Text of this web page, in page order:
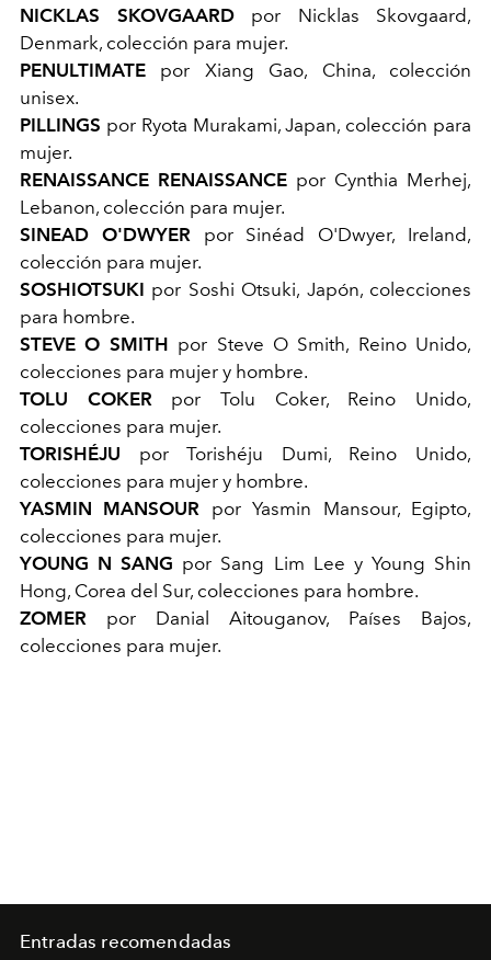
NICKLAS SKOVGAARD ​​por Nicklas Skovgaard,
Denmark, colección para mujer.
PENULTIMATE
por Xiang Gao, China, colección
unisex.
PILLINGS por Ryota Murakami, Japan, colección para
mujer.
RENAISSANCE RENAISSANCE por Cynthia Merhej,
Lebanon, colección para mujer.
SINEAD O'DWYER por Sinéad O'Dwyer, Ireland,
colección para mujer.
SOSHIOTSUKI por Soshi Otsuki, Japón, colecciones
para hombre.
STEVE O SMITH por Steve O Smith, Reino Unido,
colecciones para mujer y hombre.
TOLU COKER
por Tolu Coker, Reino Unido,
colecciones para mujer.
TORISHÉJU
por Torishéju Dumi, Reino Unido,
colecciones para mujer y hombre.
YASMIN MANSOUR
por Yasmin Mansour, Egipto,
colecciones para mujer.
YOUNG N SANG por Sang Lim Lee y Young Shin
Hong, Corea del Sur, colecciones para hombre.
ZOMER
por Danial Aitouganov, Países Bajos,
colecciones para mujer.
Entradas recomendadas